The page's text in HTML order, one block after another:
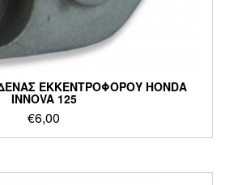
ΕΚΚΕΝΤΡΟΦΟΡΟΥ HONDA
INNOVA 125
€6,00